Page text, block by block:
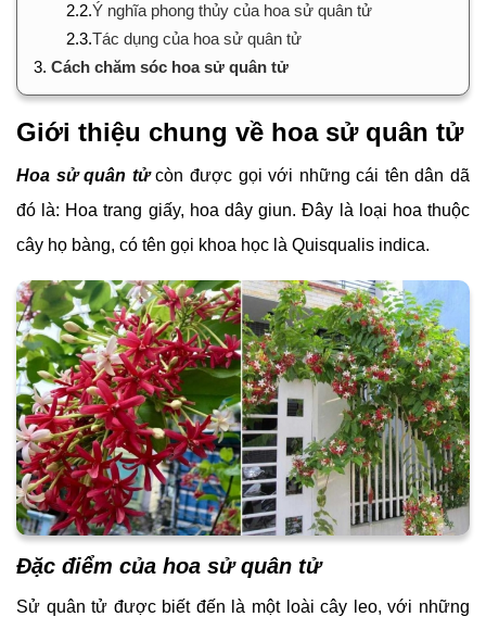
2.2.Ý nghĩa phong thủy của hoa sử quân tử
2.3.Tác dụng của hoa sử quân tử
3. Cách chăm sóc hoa sử quân tử
Giới thiệu chung về hoa sử quân tử
Hoa sử quân tửcòn được gọi với những cái tên dân dã
đó là: Hoa trang giấy, hoa dây giun. Đây là loại hoa thuộc
cây họ bàng, có tên gọi khoa học là Quisqualis indica.
Đặc điểm của hoa sử quân tử
Sử quân tử được biết đến là một loài cây leo, với những